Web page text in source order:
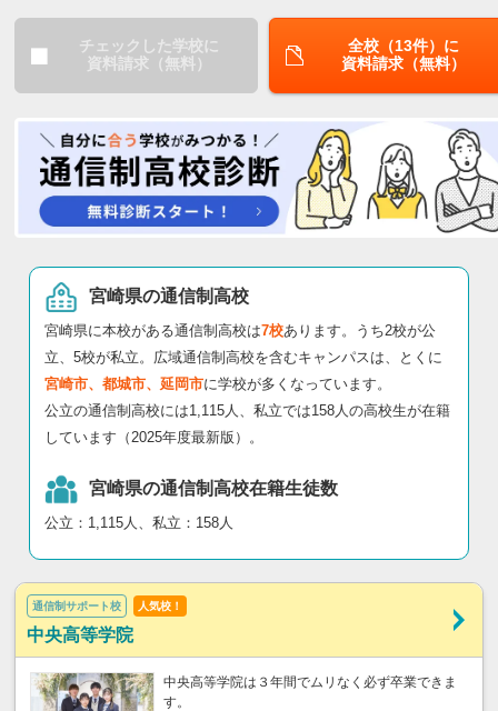
チェックした学校に
資料請求（無料）
全校（13件）に
資料請求（無料）
宮崎県の通信制高校
宮崎県に本校がある通信制高校は7校あります。うち2校が公
立、5校が私立。広域通信制高校を含むキャンパスは、とくに
宮崎市、都城市、延岡市に学校が多くなっています。
公立の通信制高校には1,115人、私立では158人の高校生が在籍
しています（2025年度最新版）。
宮崎県の通信制高校在籍生徒数
公立：1,115人、私立：158人
通信制サポート校 人気校！
中央高等学院
中央高等学院は３年間でムリなく必ず卒業できま
す。